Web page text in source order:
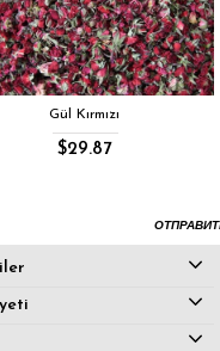
Gül Kırmızı
$29.87